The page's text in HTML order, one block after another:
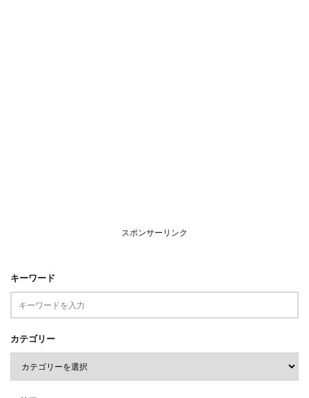
スポンサーリンク
キーワード
カテゴリー